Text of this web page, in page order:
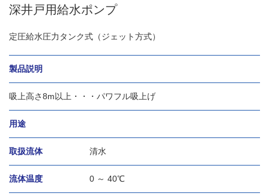
深井戸用給水ポンプ
定圧給水圧力タンク式（ジェット方式）
製品説明
吸上高さ8m以上・・・パワフル吸上げ
用途
取扱流体 清水
流体温度 0 ～ 40℃